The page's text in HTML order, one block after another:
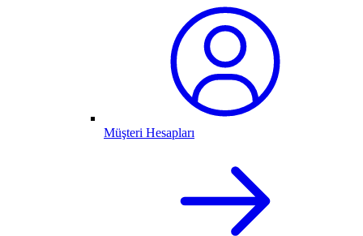
Müşteri Hesapları